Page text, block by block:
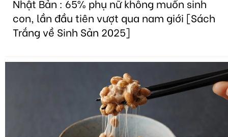
Nhật Bản : 65% phụ nữ không muốn sinh
con, lần đầu tiên vượt qua nam giới [Sách
Trắng về Sinh Sản 2025]